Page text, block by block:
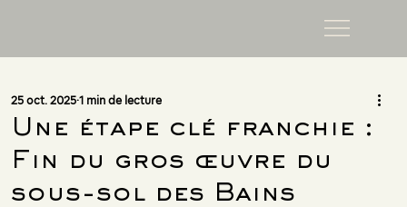
Une étape clé franchie :
Fin du gros œuvre du
sous-sol des Bains
25 oct. 2025 1 min de lecture